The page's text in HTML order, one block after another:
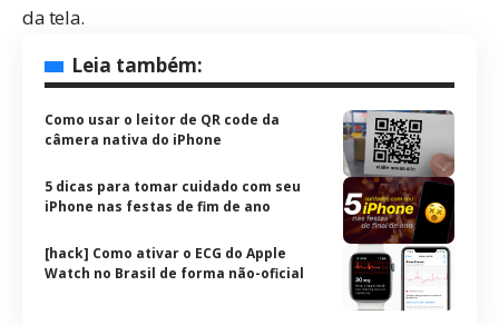
da tela.
Leia também:
Como usar o leitor de QR code da
câmera nativa do iPhone
5 dicas para tomar cuidado com seu
iPhone nas festas de fim de ano
[hack] Como ativar o ECG do Apple
Watch no Brasil de forma não-oficial